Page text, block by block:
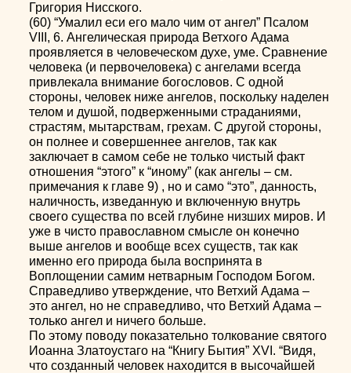
Григория Нисского.
(60) “Умалил еси его мало чим от ангел” Псалом
VIII, 6. Ангелическая природа Ветхого Адама
проявляется в человеческом духе, уме. Сравнение
человека (и первочеловека) с ангелами всегда
привлекала внимание богословов. С одной
стороны, человек ниже ангелов, поскольку наделен
телом и душой, подверженными страданиями,
страстям, мытарствам, грехам. С другой стороны,
он полнее и совершеннее ангелов, так как
заключает в самом себе не только чистый факт
отношения “этого” к “иному” (как ангелы – см.
примечания к главе 9) , но и само “это”, данность,
наличность, изведанную и включенную внутрь
своего существа по всей глубине низших миров. И
уже в чисто православном смысле он конечно
выше ангелов и вообще всех существ, так как
именно его природа была воспринята в
Воплощении самим нетварным Господом Богом.
Справедливо утверждение, что Ветхий Адама –
это ангел, но не справедливо, что Ветхий Адама –
только ангел и ничего больше.
По этому поводу показательно толкование святого
Иоанна Златоустаго на “Книгу Бытия” XVI. “Видя,
что созданный человек находится в высочайшей